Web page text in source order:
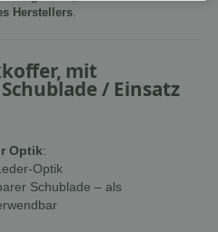
Herstellers
mit
/ Einsatz
Optik:
Optik
Schublade – als